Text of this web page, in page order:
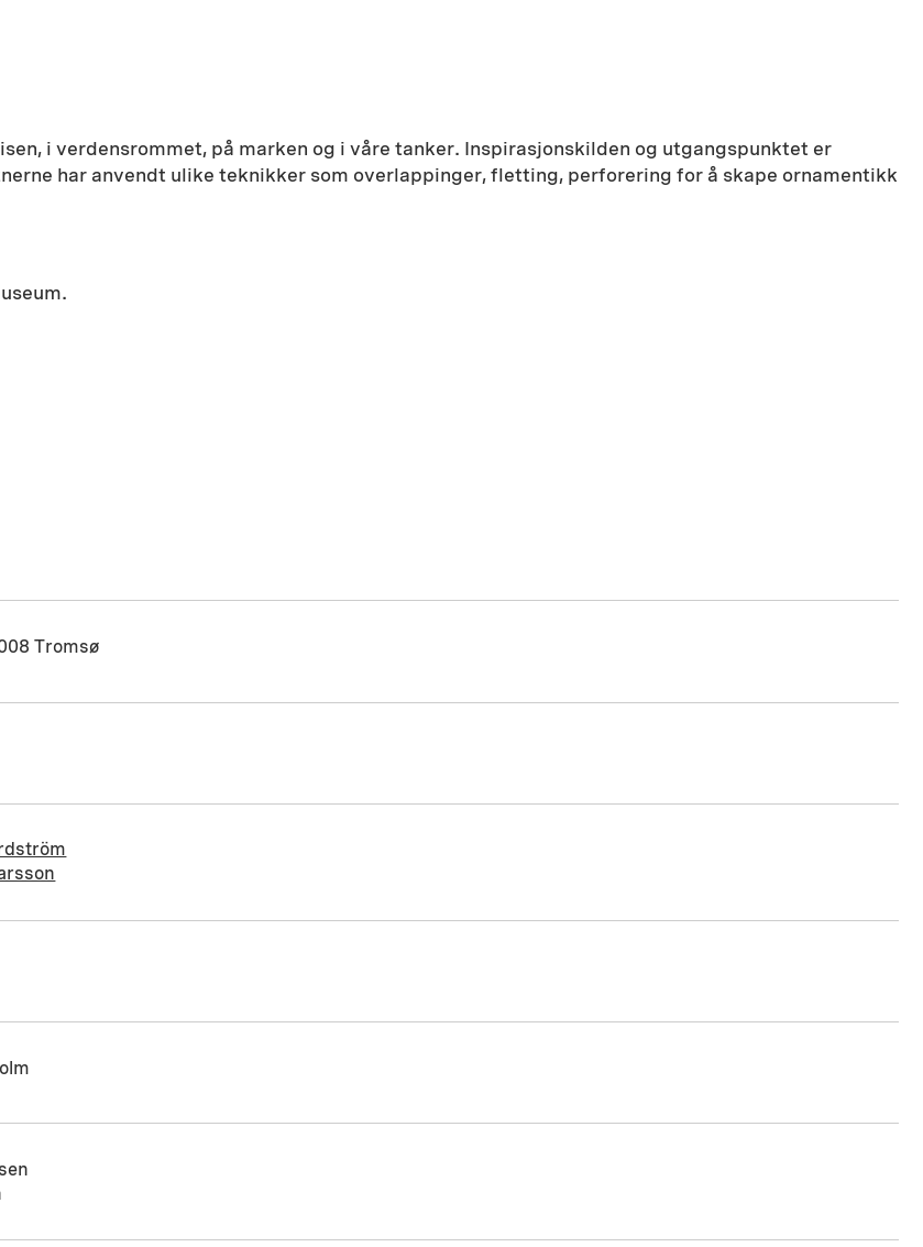
i verdensrommet, på marken og i våre tanker. Inspirasjonskilden og utgangspunktet er
har anvendt ulike teknikker som overlappinger, fletting, perforering for å skape ornamentikk
Tromsø